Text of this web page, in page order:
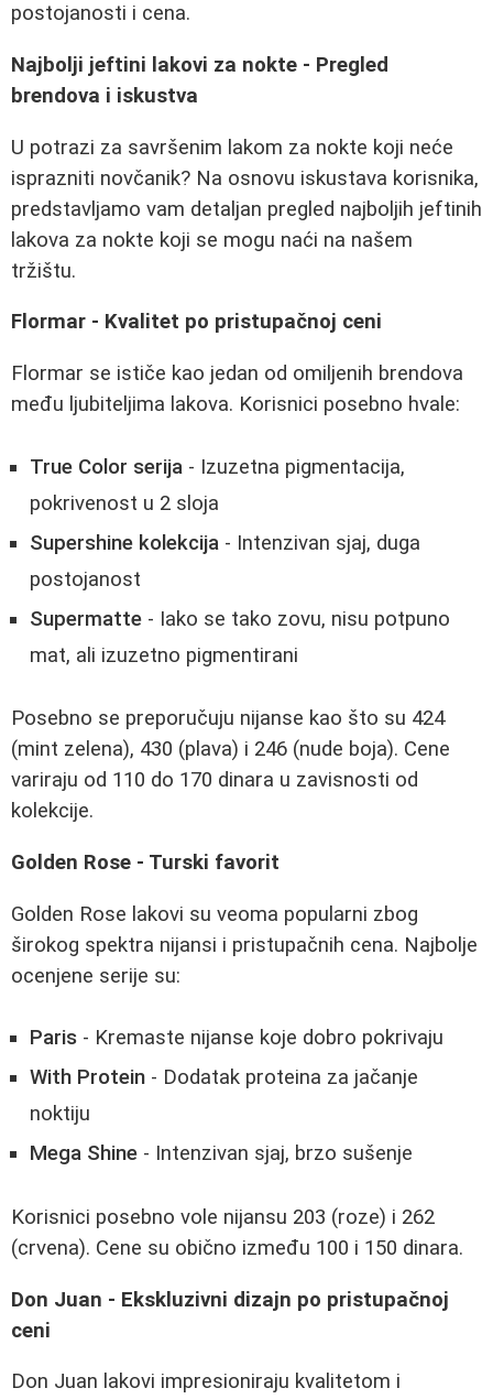
postojanosti i cena.
Najbolji jeftini lakovi za nokte - Pregled
brendova i iskustva
U potrazi za savršenim lakom za nokte koji neće
isprazniti novčanik? Na osnovu iskustava korisnika,
predstavljamo vam detaljan pregled najboljih jeftinih
lakova za nokte koji se mogu naći na našem
tržištu.
Flormar - Kvalitet po pristupačnoj ceni
Flormar se ističe kao jedan od omiljenih brendova
među ljubiteljima lakova. Korisnici posebno hvale:
True Color serija - Izuzetna pigmentacija,
pokrivenost u 2 sloja
Supershine kolekcija - Intenzivan sjaj, duga
postojanost
Supermatte - Iako se tako zovu, nisu potpuno
mat, ali izuzetno pigmentirani
Posebno se preporučuju nijanse kao što su 424
(mint zelena), 430 (plava) i 246 (nude boja). Cene
variraju od 110 do 170 dinara u zavisnosti od
kolekcije.
Golden Rose - Turski favorit
Golden Rose lakovi su veoma popularni zbog
širokog spektra nijansi i pristupačnih cena. Najbolje
ocenjene serije su:
Paris - Kremaste nijanse koje dobro pokrivaju
With Protein - Dodatak proteina za jačanje
noktiju
Mega Shine - Intenzivan sjaj, brzo sušenje
Korisnici posebno vole nijansu 203 (roze) i 262
(crvena). Cene su obično između 100 i 150 dinara.
Don Juan - Ekskluzivni dizajn po pristupačnoj
ceni
Don Juan lakovi impresioniraju kvalitetom i